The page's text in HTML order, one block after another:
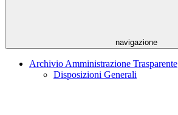
navigazione
Archivio Amministrazione Trasparente
Disposizioni Generali